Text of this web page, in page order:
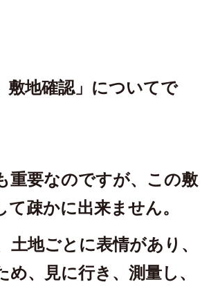
敷地確認」についてで
重要なのですが、この敷
て疎かに出来ません。
土地ごとに表情があり、
め、見に行き、測量し、